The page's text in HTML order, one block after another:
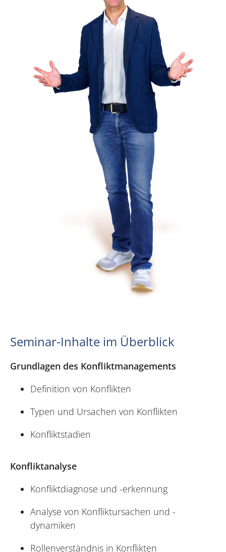
Seminar-Inhalte im Überblick
Grundlagen des Konfliktmanagements
Definition von Konflikten
Typen und Ursachen von Konflikten
Konfliktstadien
Konfliktanalyse
Konfliktdiagnose und -erkennung
Analyse von Konfliktursachen und -
dynamiken
Rollenverständnis in Konflikten